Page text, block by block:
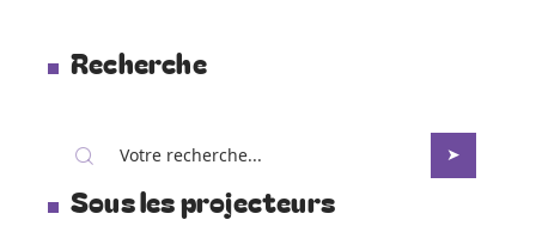
Recherche
Sous les projecteurs